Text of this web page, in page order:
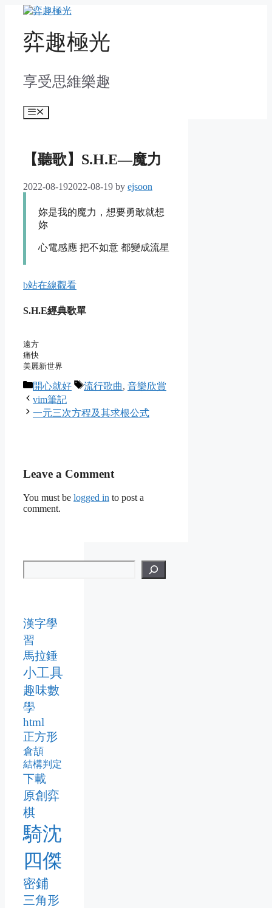
content弈趣極光
享受思維樂趣
Menu
【聽歌】S.H.E—魔力
2022-08-192022-08-19 by ejsoon
妳是我的魔力，想要勇敢就想
妳
心電感應 把不如意 都變成流星
b站在線觀看
S.H.E經典歌單
遠方
痛快
美麗新世界
Categories
開心就好 Tags
流行歌曲, 音樂欣賞
vim筆記
一元三次方程及其求根公式
Leave a Comment
You must be logged in to post a
comment.
漢字學
習
馬拉錘
小工具
趣味數
學
html
正方形
倉頡
結構判定
下載
原創弈
棋
騎沈
四傑
密鋪
三角形